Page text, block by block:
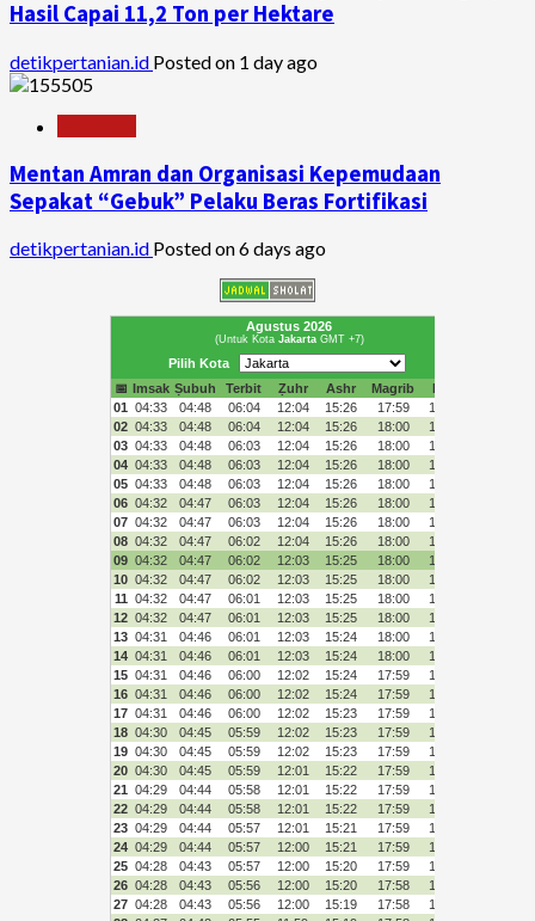
Hasil Capai 11,2 Ton per Hektare
detikpertanian.id Posted on 1 day ago
Mentan Amran dan Organisasi Kepemudaan
Sepakat “Gebuk” Pelaku Beras Fortifikasi
detikpertanian.id Posted on 6 days ago